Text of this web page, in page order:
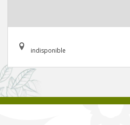
indisponible